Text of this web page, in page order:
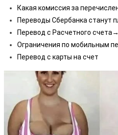
Какая комиссия за
Переводы Сбербанка станут
Перевод с Расчетного
Ограничения по мобильным
Перевод с карты на счет